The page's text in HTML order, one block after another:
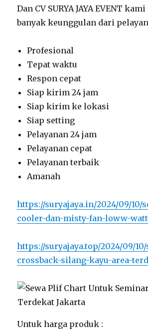
Dan CV SURYA JAYA EVENT
banyak keunggulan dari
Profesional
Tepat waktu
Respon cepat
Siap kirim 24 jam
Siap kirim ke lokasi
Siap setting
Pelayanan 24 jam
Pelayanan cepat
Pelayanan terbaik
Amanah
https://suryajaya.in/2024/09/10/
cooler-dan-misty-fan-loww-
https://suryajaya.top/2024/09/
crossback-silang-kayu-area-
Untuk harga produk :